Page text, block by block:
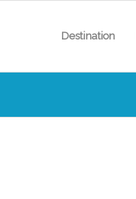
Destination